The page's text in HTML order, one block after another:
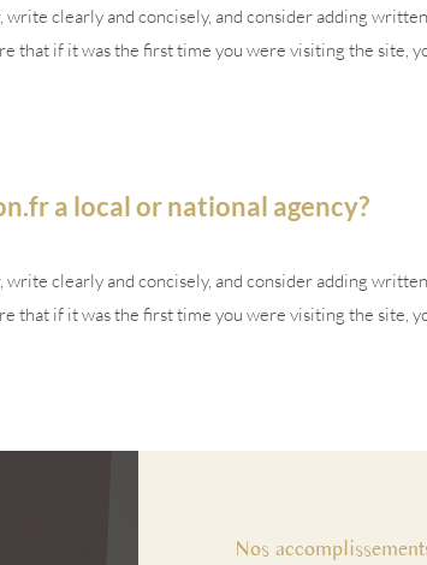
clearly and concisely, and consider adding
that if it was the first time you were visiting the site,
a local or national agency?
clearly and concisely, and consider adding
that if it was the first time you were visiting the site,
Nos